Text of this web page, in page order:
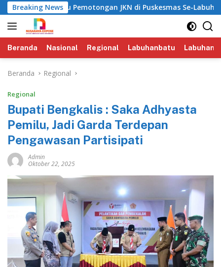
Langsung
ke
konten
Breaking News
Isu Pemotongan JKN di Puskesmas Se-Labuhanbatu‎‎
Beranda Nasional Regional Labuhanbatu
Beranda Regional
Regional
Bupati Bengkalis : Saka Adhyasta
Pemilu, Jadi Garda Terdepan
Pengawasan Partisipati
Admin
Oktober 22, 2025